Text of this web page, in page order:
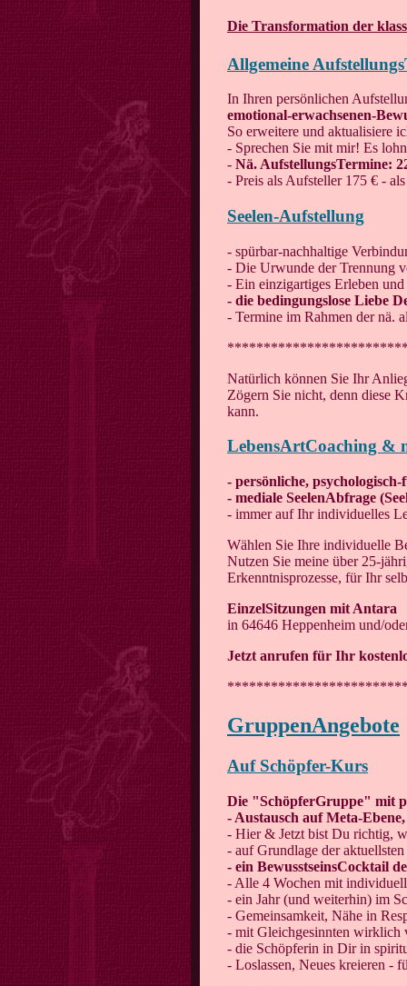
Die Transformation der
Allgemeine
In Ihren persönlichen
emotional-erwachsenen-
So erweitere und aktualisiere
- Sprechen Sie mit mir! Es
- Nä. AufstellungsTermine:
- Preis als Aufsteller 175 € -
Seelen-Aufstellung
- spürbar-nachhaltige
- Die Urwunde der Trennung
- Ein einzigartiges Erleben
- die bedingungslose Liebe
- Termine im Rahmen der nä.
Natürlich können Sie Ihr
Zögern Sie nicht, denn diese
kann.
LebensArtCoaching &
- persönliche,
- mediale SeelenAbfrage
- immer auf Ihr individuelles
Wählen Sie Ihre individuelle
Nutzen Sie meine über 25-
Erkenntnisprozesse, für Ihr
EinzelSitzungen mit Antara
in 64646 Heppenheim und/
Jetzt anrufen für Ihr
GruppenAngebote
Auf Schöpfer-Kurs
Die "SchöpferGruppe" mit
- Austausch auf Meta-
- Hier & Jetzt bist Du richtig,
- auf Grundlage der
- ein BewusstseinsCocktail
- Alle 4 Wochen mit
- ein Jahr (und weiterhin) im
- Gemeinsamkeit, Nähe in
- mit Gleichgesinnten wirklich
- die Schöpferin in Dir in
- Loslassen, Neues kreieren -